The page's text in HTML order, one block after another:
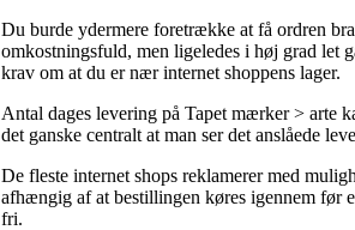
Du burde ydermere foretrække at få ordren
omkostningsfuld, men ligeledes i høj grad let
krav om at du er nær internet shoppens lager.
Antal dages levering på Tapet mærker > arte
det ganske centralt at man ser det anslåede
De fleste internet shops reklamerer med
afhængig af at bestillingen køres igennem før
fri.